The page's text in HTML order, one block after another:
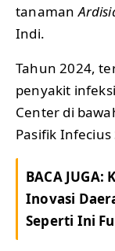
tanaman
Indi.
Tahun 2024,
penyakit
Center di
Pasifik Infecius
BACA JUGA:
Inovasi
Seperti Ini